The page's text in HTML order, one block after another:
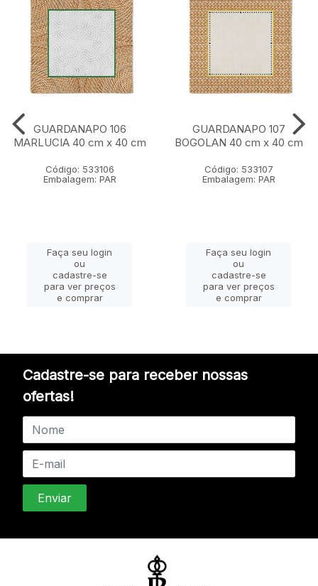
GUARDANAPO 106
MARLUCIA 40 cm x 40 cm
Código: 533106
Embalagem: PAR
Faça seu login
ou
cadastre-se
para ver preços
e comprar
GUARDANAPO 107
BOGOLAN 40 cm x 40 cm
Código: 533107
Embalagem: PAR
Faça seu login
ou
cadastre-se
para ver preços
e comprar
Cadastre-se para receber nossas
ofertas!